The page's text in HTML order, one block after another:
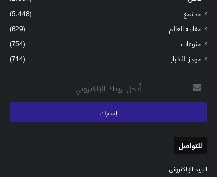
مجتمع
(5٬448)
مغاربة العالم
(629)
منوعات
(754)
موجز الأخبار
(714)
أدخل
بريدك
الإلكتروني
للتواصل
البريد الإلكتروني